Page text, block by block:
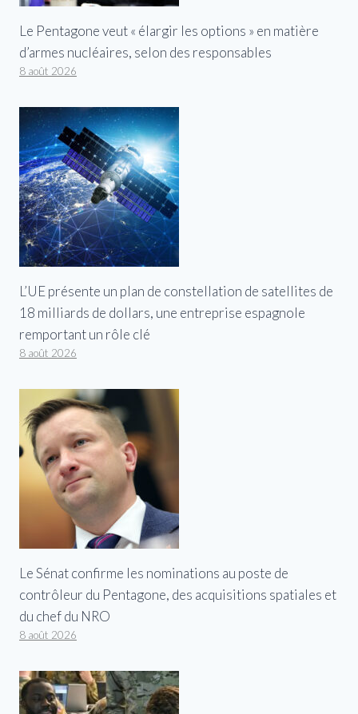
Le Pentagone veut « élargir les options » en matière
d’armes nucléaires, selon des responsables
8 août 2026
L’UE présente un plan de constellation de satellites de
18 milliards de dollars, une entreprise espagnole
remportant un rôle clé
8 août 2026
Le Sénat confirme les nominations au poste de
contrôleur du Pentagone, des acquisitions spatiales et
du chef du NRO
8 août 2026